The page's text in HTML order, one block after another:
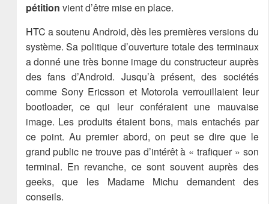
pétition vient d’être mise en place.
HTC a soutenu Android, dès les premières versions du
système. Sa politique d’ouverture totale des terminaux
a donné une très bonne image du constructeur auprès
des fans d’Android. Jusqu’à présent, des sociétés
comme Sony Ericsson et Motorola verrouillaient leur
bootloader, ce qui leur conféraient une mauvaise
image. Les produits étaient bons, mais entachés par
ce point. Au premier abord, on peut se dire que le
grand public ne trouve pas d’intérêt à « trafiquer » son
terminal. En revanche, ce sont souvent auprès des
geeks, que les Madame Michu demandent des
conseils.